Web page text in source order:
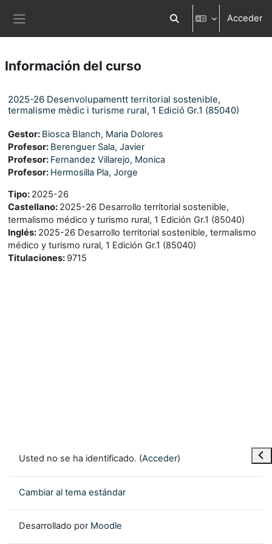
Selector de búsqueda
Acceder
Información del curso
2025-26 Desenvolupamentt territorial sostenible,
termalisme mèdic i turisme rural, 1 Edició Gr.1 (85040)
Gestor: Biosca Blanch, Maria Dolores
Profesor: Berenguer Sala, Javier
Profesor: Fernandez Villarejo, Monica
Profesor: Hermosilla Pla, Jorge
Tipo: 2025-26
Castellano: 2025-26 Desarrollo territorial sostenible,
termalismo médico y turismo rural, 1 Edición Gr.1 (85040)
Inglés: 2025-26 Desarrollo territorial sostenible, termalismo
médico y turismo rural, 1 Edición Gr.1 (85040)
Titulaciones: 9715
Usted no se ha identificado. (Acceder)
Cambiar al tema estándar
Desarrollado por Moodle